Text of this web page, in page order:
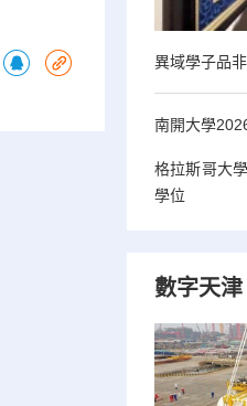
異域學子品
南開大學
格拉斯哥大
學位
數字天津